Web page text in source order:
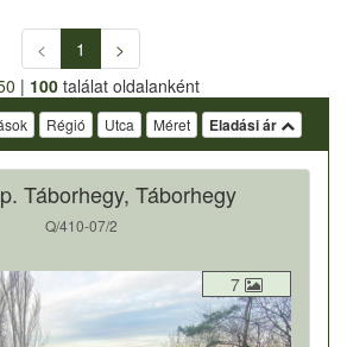
< 1
>
| 100találat oldalanként
Régió Utca Méret Eladási ár
Táborhegy, Táborhegy
Q/410-07/2
7